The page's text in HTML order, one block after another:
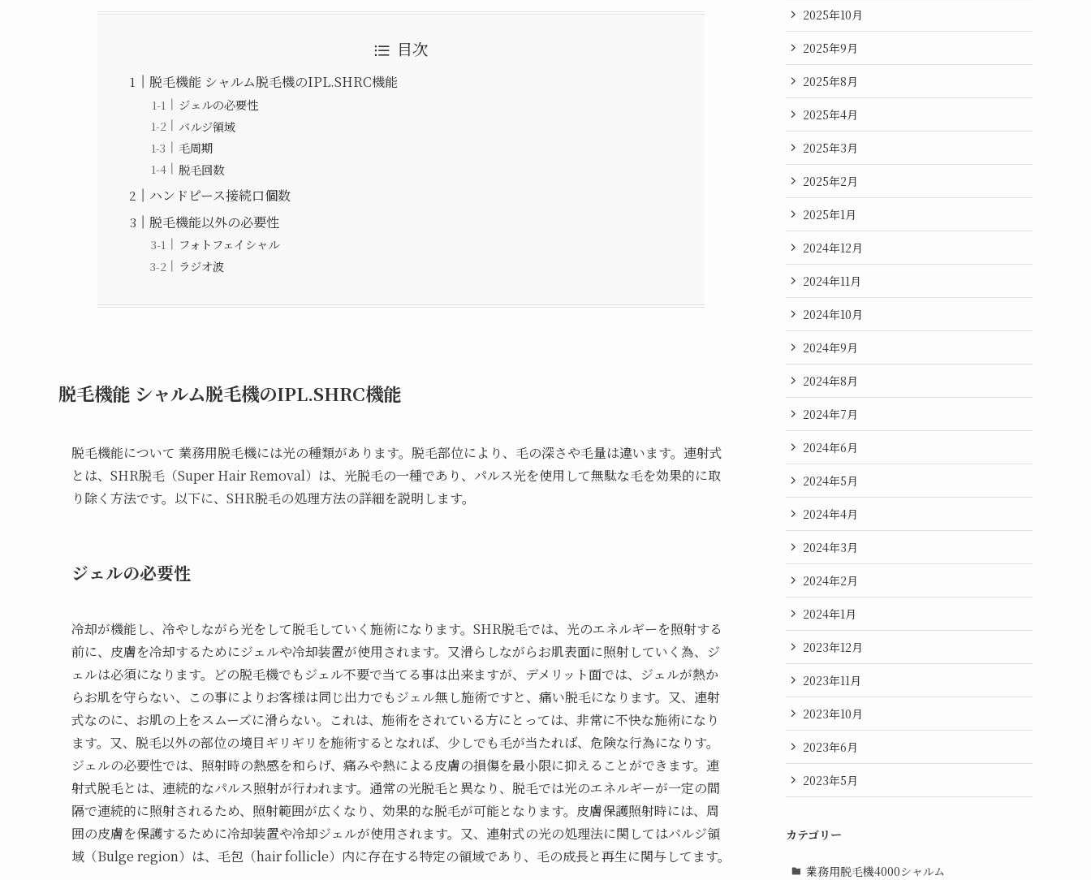
目次
脱毛機能 シャルム脱毛機のIPL.SHRC機能
ジェルの必要性
バルジ領域
毛周期
脱毛回数
ハンドピース接続口個数
脱毛機能以外の必要性
フォトフェイシャル
ラジオ波
脱毛機能 シャルム脱毛機のIPL.SHRC機能
脱毛機能について 業務用脱毛機には光の種類があります。脱毛部位により、毛の深さや毛量は違います。連射式
とは、SHR脱毛（Super Hair Removal）は、光脱毛の一種であり、パルス光を使用して無駄な毛を効果的に取
り除く方法です。以下に、SHR脱毛の処理方法の詳細を説明します。
ジェルの必要性
冷却が機能し、冷やしながら光をして脱毛していく施術になります。SHR脱毛では、光のエネルギーを照射する
前に、皮膚を冷却するためにジェルや冷却装置が使用されます。又滑らしながらお肌表面に照射していく為、ジ
ェルは必須になります。どの脱毛機でもジェル不要で当てる事は出来ますが、デメリット面では、ジェルが熱か
らお肌を守らない、この事によりお客様は同じ出力でもジェル無し施術ですと、痛い脱毛になります。又、連射
式なのに、お肌の上をスムーズに滑らない。これは、施術をされている方にとっては、非常に不快な施術になり
ます。又、脱毛以外の部位の境目ギリギリを施術するとなれば、少しでも毛が当たれば、危険な行為になりす。
ジェルの必要性では、照射時の熱感を和らげ、痛みや熱による皮膚の損傷を最小限に抑えることができます。連
射式脱毛とは、連続的なパルス照射が行われます。通常の光脱毛と異なり、脱毛では光のエネルギーが一定の間
隔で連続的に照射されるため、照射範囲が広くなり、効果的な脱毛が可能となります。皮膚保護照射時には、周
囲の皮膚を保護するために冷却装置や冷却ジェルが使用されます。又、連射式の光の処理法に関してはバルジ領
域（Bulge region）は、毛包（hair follicle）内に存在する特定の領域であり、毛の成長と再生に関与してます。
2025年10月
2025年9月
2025年8月
2025年4月
2025年3月
2025年2月
2025年1月
2024年12月
2024年11月
2024年10月
2024年9月
2024年8月
2024年7月
2024年6月
2024年5月
2024年4月
2024年3月
2024年2月
2024年1月
2023年12月
2023年11月
2023年10月
2023年6月
2023年5月
カテゴリー
業務用脱毛機4000シャルム